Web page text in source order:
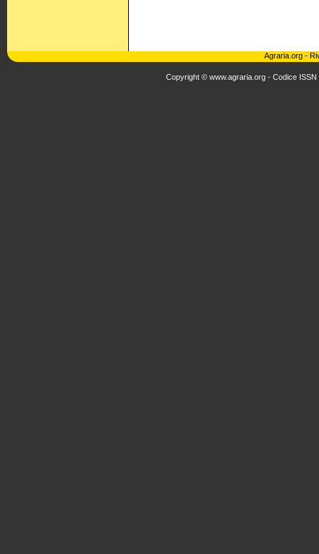
Agraria.org -
Copyright © www.agraria.org - Codice